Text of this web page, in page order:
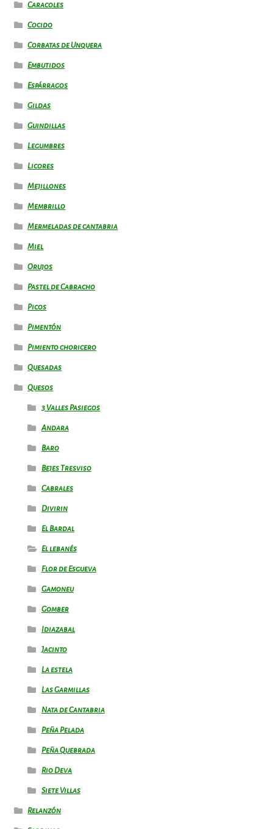
Caracoles
Cocido
Corbatas de Unquera
Embutidos
Espárragos
Gildas
Guindillas
Legumbres
Licores
Mejillones
Membrillo
Mermeladas de cantabria
Miel
Orujos
Pastel de Cabracho
Picos
Pimentón
Pimiento choricero
Quesadas
Quesos
3 Valles Pasiegos
Andara
Baro
Bejes Tresviso
Cabrales
Divirin
El Bardal
El lebanés
Flor de Esgueva
Gamoneu
Gomber
Idiazabal
Jacinto
La estela
Las Garmillas
Nata de Cantabria
Peña Pelada
Peña Quebrada
Rio Deva
Siete Villas
Relanzón